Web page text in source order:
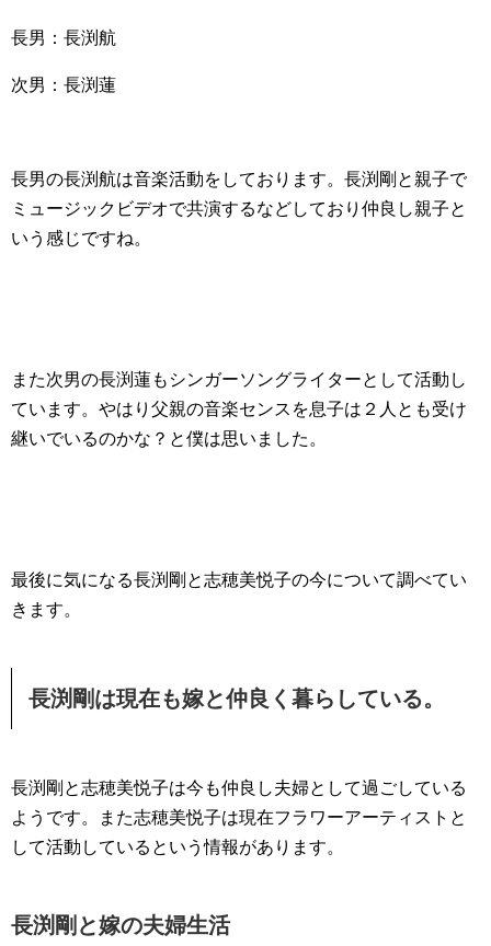
長男：長渕航
次男：長渕蓮
長男の長渕航は音楽活動をしております。長渕剛と親子で
ミュージックビデオで共演するなどしており仲良し親子と
いう感じですね。
また次男の長渕蓮もシンガーソングライターとして活動し
ています。やはり父親の音楽センスを息子は２人とも受け
継いでいるのかな？と僕は思いました。
最後に気になる長渕剛と志穂美悦子の今について調べてい
きます。
長渕剛は現在も嫁と仲良く暮らしている。
長渕剛と志穂美悦子は今も仲良し夫婦として過ごしている
ようです。また志穂美悦子は現在フラワーアーティストと
して活動しているという情報があります。
長渕剛と嫁の夫婦生活